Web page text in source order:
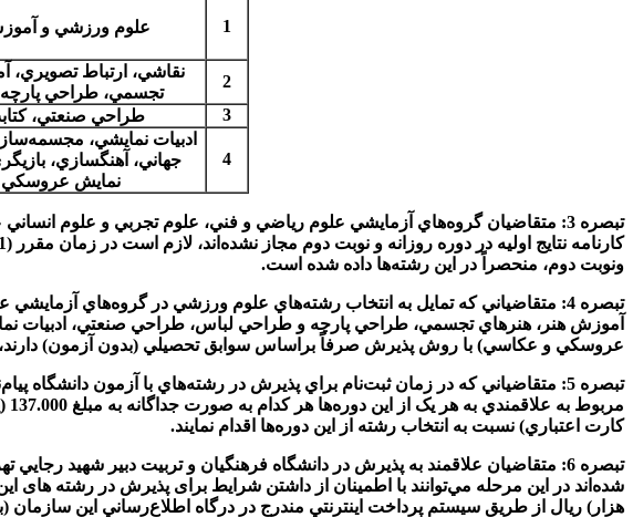
1 علوم ورزشي و
2
نقاشي، ارتباط تصويري،
تجسمي، طراحي
3
طراحي صنعتي،
4
ادبيات نمايشي،
جهاني، آهنگسازي،
نمايش
تبصره 3: متقاضيان گروه‌هاي آزمايشي علوم رياضي و فني، علوم تجربي و علوم
ونوبت دوم، منحصراً در اين رشته‌ها داده شده است.
تبصره 4: متقاضياني که تمايل به انتخاب رشته‌هاي علوم ورزشي در گروه‌هاي
آموزش هنر، هنرهاي تجسمي، طراحي پارچه و طراحي لباس، طراحي صنعتي، ادبيات
عروسكي و عكاسي) با روش پذيرش صرفاً براساس سوابق تحصيلي (بدون آزمون) دارند،
تبصره 5: متقاضياني كه در زمان ثبت‌نام براي پذيرش در رشته‌هاي با آزمون
كارت اعتباري) نسبت به انتخاب رشته از اين دوره‌ها اقدام نمايند.
تبصره 6: متقاضيان علاقمند به پذيرش در دانشگاه فرهنگيان و تربيت دبير شهيد
هزار) ريال از طريق سيستم پرداخت اينترنتي مندرج در درگاه اطلاع‌رساني اين سازمان